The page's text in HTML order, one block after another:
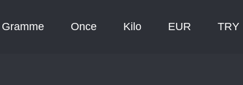
Gramme Once Kilo EUR TRY